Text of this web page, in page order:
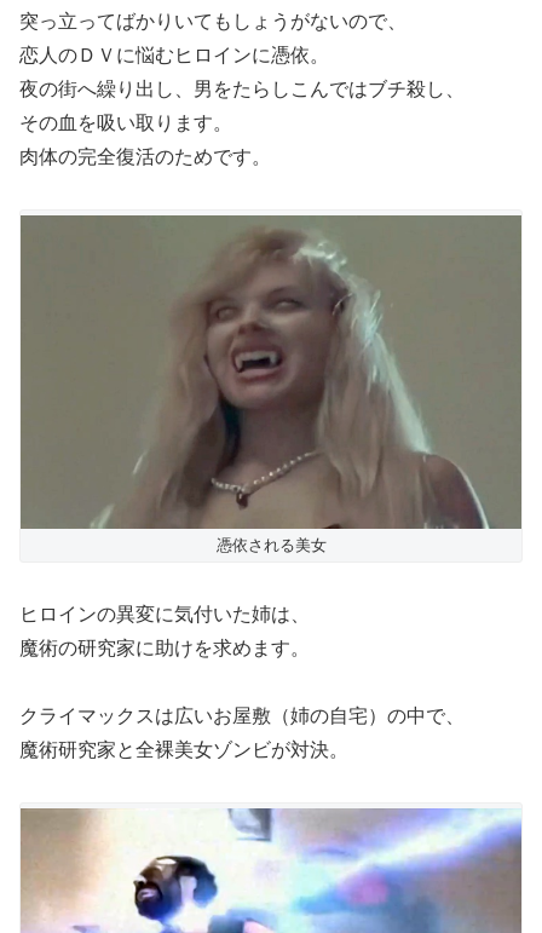
突っ立ってばかりいてもしょうがないので、
恋人のＤＶに悩むヒロインに憑依。
夜の街へ繰り出し、男をたらしこんではブチ殺し、
その血を吸い取ります。
肉体の完全復活のためです。
憑依される美女
ヒロインの異変に気付いた姉は、
魔術の研究家に助けを求めます。
クライマックスは広いお屋敷（姉の自宅）の中で、
魔術研究家と全裸美女ゾンビが対決。